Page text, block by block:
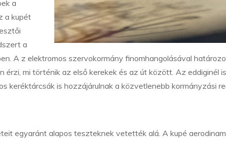
a
a kupét
a
A z elektromos szervokormány finomhangolásával
mi történik az első kerekek és az út között. Az eddiginél
keréktárcsák is hozzájárulnak a közvetlenebb kormányzási
egyaránt alapos teszteknek vetették alá. A kupé